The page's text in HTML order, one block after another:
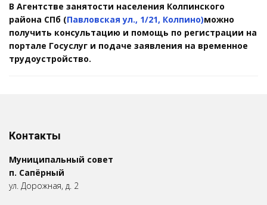
В Агентстве занятости населения Колпинского
района СПб (Павловская ул., 1/21, Колпино)можно
получить консультацию и помощь по регистрации на
портале Госуслуг и подаче заявления на временное
трудоустройство.
Контакты
Муниципальный совет
п. Сапёрный
ул. Дорожная, д. 2